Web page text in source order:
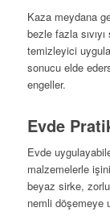
Kaza meydana
bezle fazla
temizleyici
sonucu elde
engeller.
Evde
Evde
malzemelerle
beyaz sirke,
nemli döşemeye